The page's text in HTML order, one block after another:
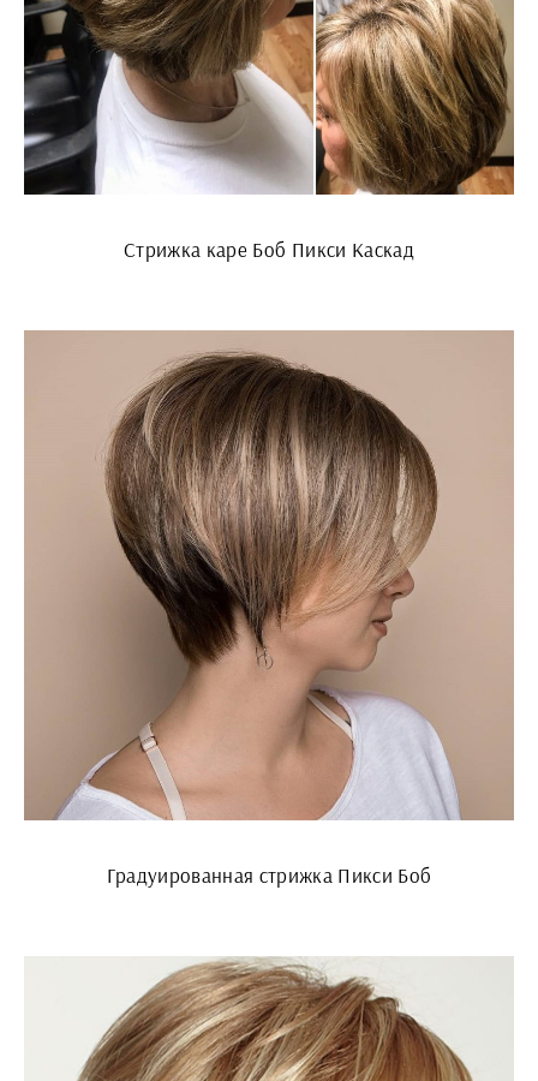
Стрижка каре Боб Пикси Каскад
Градуированная стрижка Пикси Боб